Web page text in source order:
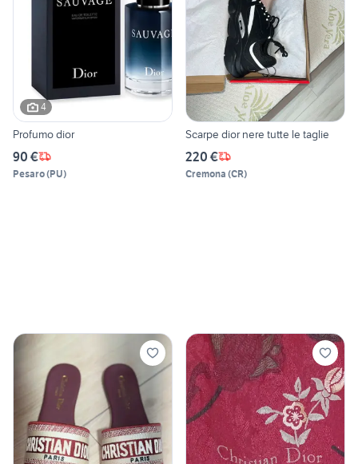
4
Profumo dior
90 €
Pesaro(PU)
Scarpe dior nere tutte le taglie
220 €
Cremona (CR)